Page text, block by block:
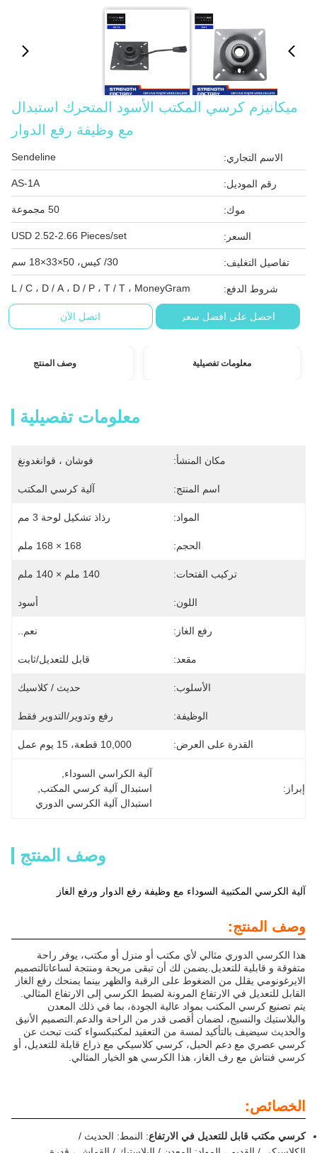
ميكانيزم كرسي المكتب الأسود المتحرك استبدال
مع وظيفة رفع الدوار
الاسم التجاري: Sendeline
رقم الموديل: AS-1A
موك: 50 مجموعة
السعر: USD 2.52-2.66 Pieces/set
تفاصيل التغليف: 30/ كيس، 50×33×18 سم
شروط الدفع: L / C ، D / A ، D / P ، T / T ، MoneyGram
احصل على افضل سعر اتصل الآن
معلومات تفصيلية وصف المنتج
معلومات تفصيلية
مكان المنشأ: فوشان ، قوانغدونغ
اسم المنتج: آلية كرسي المكتب
المواد: رذاذ تشكيل لوحة 3 مم
الحجم: 168 × 168 ملم
تركيب الفتحات: 140 ملم × 140 ملم
اللون: أسود
رفع الغاز: نعم..
مقعد: قابل للتعديل/ثابت
الأسلوب: حديث / كلاسيك
الوظيفة: رفع وتدوير/التدوير فقط
القدرة على العرض: 10,000 قطعة، 15 يوم عمل
إبراز:
آلية الكراسي السوداء
استبدال آلية كرسي المكتب
استبدال آلية الكرسي الدوري
وصف المنتج
آلية الكرسي المكتبية السوداء مع وظيفة رفع الدوار ورفع الغاز
وصف المنتج:
هذا الكرسي الدوري مثالي لأي مكتب أو منزل أو مكتب، يوفر راحة
متفوقة و قابلية للتعديل.يضمن لك أن تبقى مريحة ومنتجة لساعاتالتصميم
الايرغونومي يقلل من الضغوط على الرقبة والظهر بينما يمنحك رفع الغاز
القابل للتعديل في الارتفاع المرونة لضبط الكرسي إلى الارتفاع المثالي.
يتم تصنيع كرسي المكتب بمواد عالية الجودة، بما في ذلك المعدن
والبلاستيك والنسيج، لضمان أقصى قدر من الراحة والدعم.التصميم الأنيق
والحديث سيضيف بالتأكيد لمسة من التعقيد لمكتبكسواء كنت تبحث عن
كرسي عصري مع دعم الحبل، كرسي كلاسيكي مع ذراع قابلة للتعديل، أو
كرسي فنتاش مع رف الغاز، هذا الكرسي هو الخيار المثالي.
الخصائص:
كرسي مكتب قابل للتعديل في الارتفاع: النمط: الحديث /